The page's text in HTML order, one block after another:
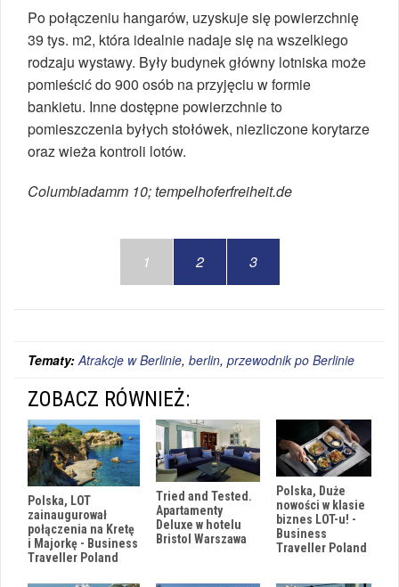
Po połączeniu hangarów, uzyskuje się powierzchnię
39 tys. m2, która idealnie nadaje się na wszelkiego
rodzaju wystawy. Były budynek główny lotniska może
pomieścić do 900 osób na przyjęciu w formie
bankietu. Inne dostępne powierzchnie to
pomieszczenia byłych stołówek, niezliczone korytarze
oraz wieża kontroli lotów.
Columbiadamm 10; tempelhoferfreiheit.de
1 2 3
Tematy: Atrakcje w Berlinie, berlin, przewodnik po Berlinie
ZOBACZ RÓWNIEŻ:
Polska, LOT
zainaugurował
połączenia na Kretę
i Majorkę - Business
Traveller Poland
Tried and Tested.
Apartamenty
Deluxe w hotelu
Bristol Warszawa
Polska, Duże
nowości w klasie
biznes LOT-u! -
Business
Traveller Poland